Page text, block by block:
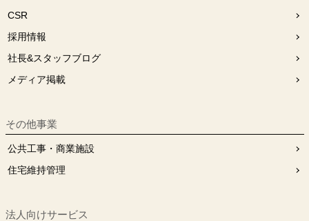
CSR
採用情報
社長&スタッフブログ
メディア掲載
その他事業
公共工事・商業施設
住宅維持管理
法人向けサービス